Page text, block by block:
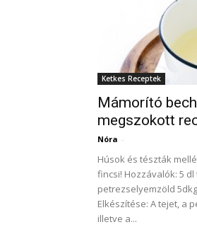
Ketkes Receptek
Mámorító
megszokott
Nóra -
Húsok és tészták
fincsi! Hozzávalók: 5
petrezselyemzöld
Elkészítése: A tejet, a
illetve a...